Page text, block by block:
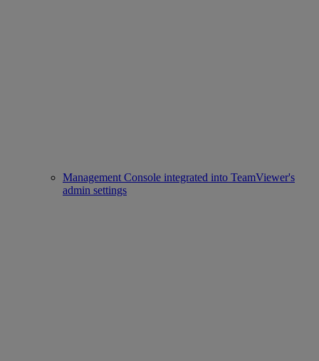
Management Console integrated into TeamViewer's
admin settings